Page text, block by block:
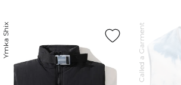
Ymka Shix Called a Garment